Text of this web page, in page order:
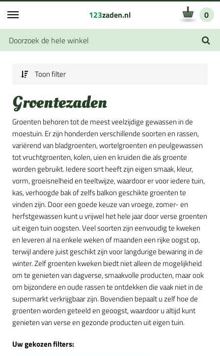
123zaden.nl 0
Toon filter
Groentezaden
Groenten behoren tot de meest veelzijdige gewassen in de
moestuin. Er zijn honderden verschillende soorten en rassen,
variërend van bladgroenten, wortelgroenten en peulgewassen
tot vruchtgroenten, kolen, uien en kruiden die als groente
worden gebruikt. Iedere soort heeft zijn eigen smaak, kleur,
vorm, groeisnelheid en teeltwijze, waardoor er voor iedere tuin,
kas, verhoogde bak of zelfs balkon geschikte groenten te
vinden zijn. Door een goede keuze van vroege, zomer- en
herfstgewassen kunt u vrijwel het hele jaar door verse groenten
uit eigen tuin oogsten. Veel soorten zijn eenvoudig te kweken
en leveren al na enkele weken of maanden een rijke oogst op,
terwijl andere juist geschikt zijn voor langdurige bewaring in de
winter. Zelf groenten kweken biedt niet alleen de mogelijkheid
om te genieten van dagverse, smaakvolle producten, maar ook
om bijzondere en oude rassen te ontdekken die vaak niet in de
supermarkt verkrijgbaar zijn. Bovendien bepaalt u zelf hoe de
groenten worden geteeld en geoogst, waardoor u altijd kunt
genieten van verse en gezonde producten uit eigen tuin.
Uw gekozen filters: